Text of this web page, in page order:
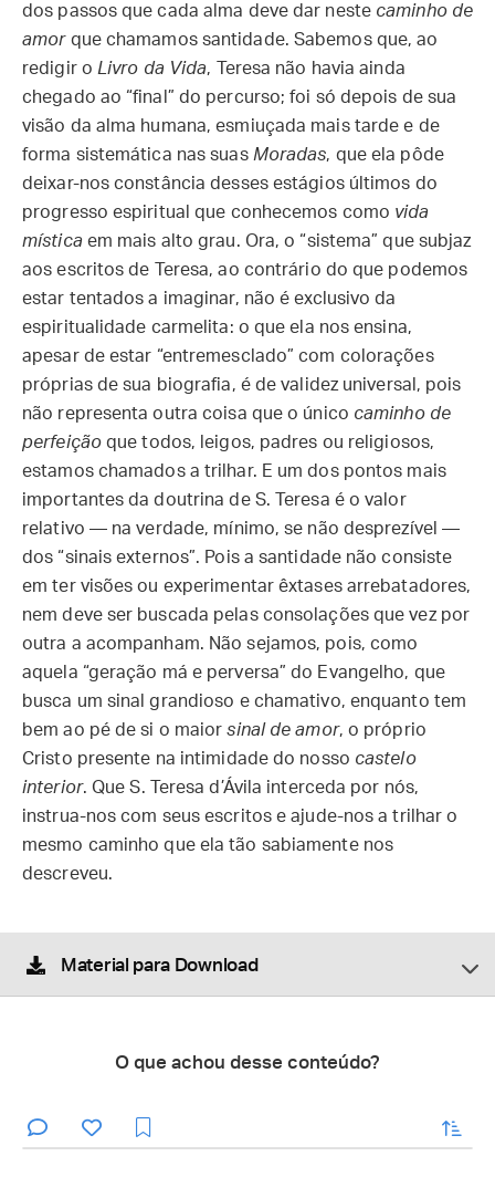
dos passos que cada alma deve dar neste caminho de
amorque chamamos santidade. Sabemos que, ao
redigir o Livro da Vida, Teresa não havia ainda
chegado ao “final” do percurso; foi só depois de sua
visão da alma humana, esmiuçada mais tarde e de
forma sistemática nas suas Moradas, que ela pôde
deixar-nos constância desses estágios últimos do
progresso espiritual que conhecemos como vida
místicaem mais alto grau. Ora, o “sistema” que subjaz
aos escritos de Teresa, ao contrário do que podemos
estar tentados a imaginar, não é exclusivo da
espiritualidade carmelita: o que ela nos ensina,
apesar de estar “entremesclado” com colorações
próprias de sua biografia, é de validez universal, pois
não representa outra coisa que o único caminho de
perfeiçãoque todos, leigos, padres ou religiosos,
estamos chamados a trilhar. E um dos pontos mais
importantes da doutrina de S. Teresa é o valor
relativo — na verdade, mínimo, se não desprezível —
dos “sinais externos”. Pois a santidade não consiste
em ter visões ou experimentar êxtases arrebatadores,
nem deve ser buscada pelas consolações que vez por
outra a acompanham. Não sejamos, pois, como
aquela “geração má e perversa” do Evangelho, que
busca um sinal grandioso e chamativo, enquanto tem
bem ao pé de si o maiorsinal de amor, o próprio
Cristo presente na intimidade do nosso castelo
interior. Que S. Teresa d’Ávila interceda por nós,
instrua-nos com seus escritos e ajude-nos a trilhar o
mesmo caminho que ela tão sabiamente nos
descreveu.
Material para Download
O que achou desse conteúdo?
enviar